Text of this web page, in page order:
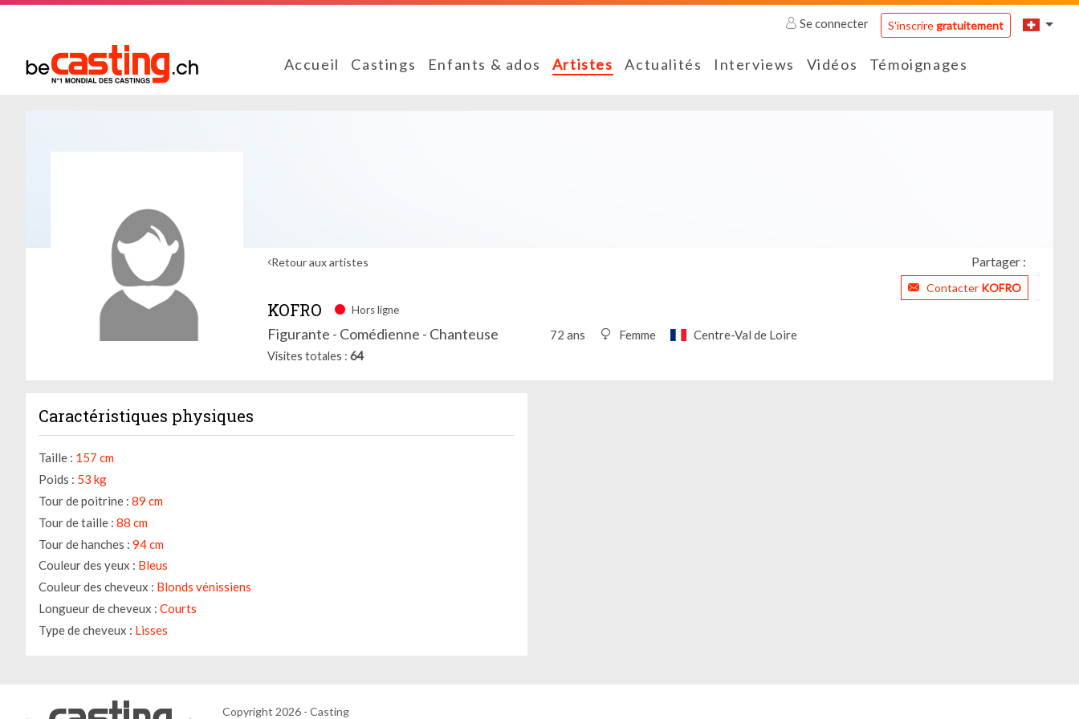
Se connecter S'inscriregratuitement
Accueil Castings Enfants & ados Artistes Actualités Interviews Vidéos Témoignages
Retour aux artistes Partager :
Contacter KOFRO
KOFRO Hors ligne
Figurante - Comédienne - Chanteuse 72 ans Femme Centre-Val de Loire
Visites totales 64
Caractéristiques physiques
Taille : 157 cm
Poids : 53 kg
Tour de poitrine : 89 cm
Tour de taille : 88 cm
Tour de hanches : 94 cm
Couleur des yeux : Bleus
Couleur des cheveux : Blonds vénissiens
Longueur de cheveux : Courts
Type de cheveux : Lisses
Copyright 2026 - Casting